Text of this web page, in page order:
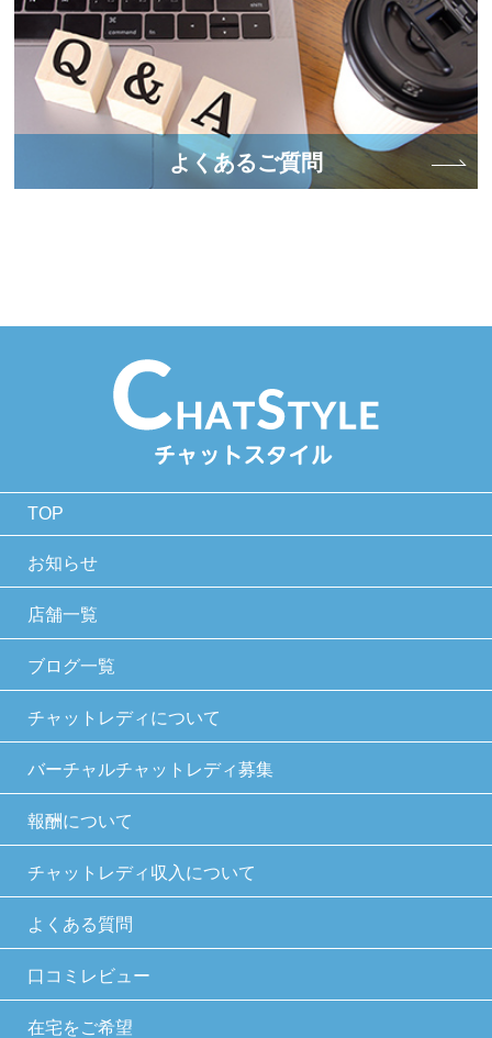
よくあるご質問
TOP
お知らせ
店舗一覧
ブログ一覧
チャットレディについて
バーチャルチャットレディ募集
報酬について
チャットレディ収入について
よくある質問
口コミレビュー
在宅をご希望